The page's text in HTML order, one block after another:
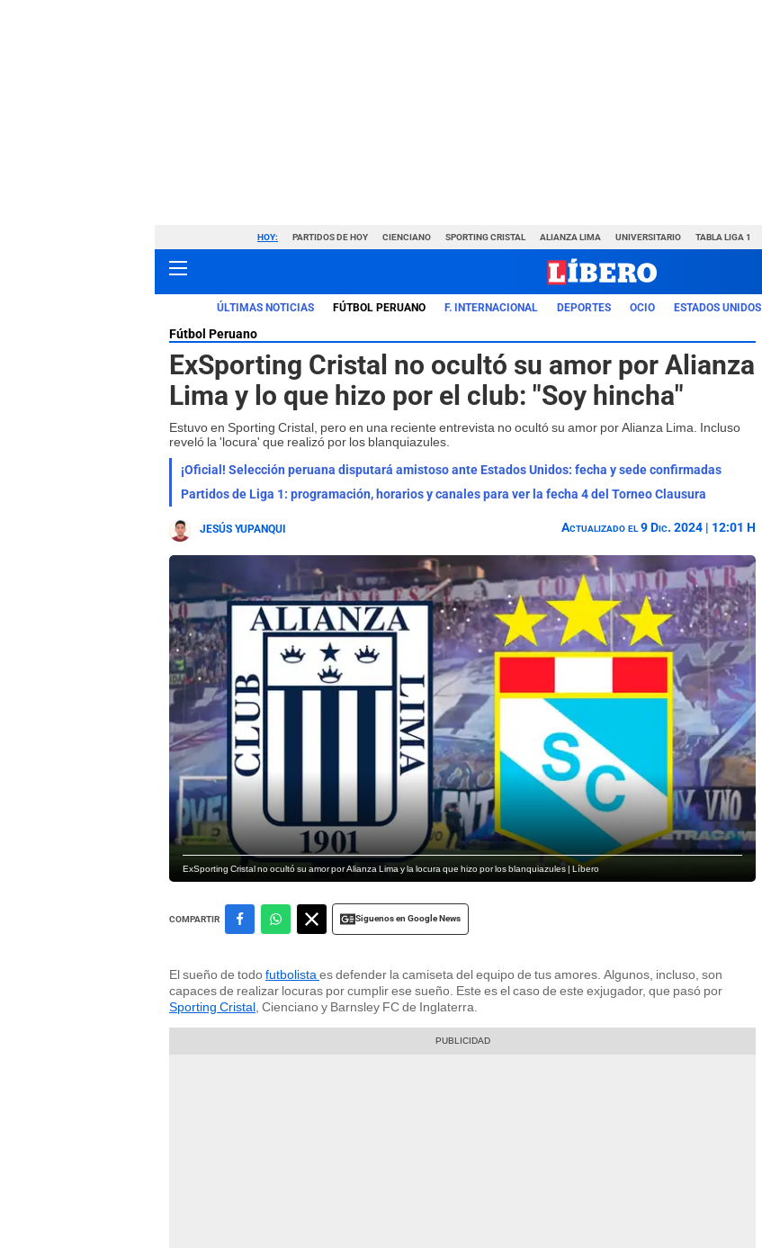
HOY: PARTIDOS DE HOY CIENCIANO SPORTING CRISTAL ALIANZA LIMA UNIVERSITARIO TABLA LIGA 1
ÚLTIMAS NOTICIAS FÚTBOL PERUANO F. INTERNACIONAL DEPORTES OCIO ESTADOS UNIDOS
Fútbol Peruano
ExSporting Cristal no ocultó su amor por Alianza
Lima y lo que hizo por el club: "Soy hincha"
Estuvo en Sporting Cristal, pero en una reciente entrevista no ocultó su amor por Alianza Lima. Incluso
reveló la 'locura' que realizó por los blanquiazules.
¡Oficial! Selección peruana disputará amistoso ante Estados Unidos: fecha y sede confirmadas
Partidos de Liga 1: programación, horarios y canales para ver la fecha 4 del Torneo Clausura
JESÚS YUPANQUI Actualizado el 9 Dic. 2024 | 12:01 H
ExSporting Cristal no ocultó su amor por Alianza Lima y la locura que hizo por los blanquiazules | Líbero
COMPARTIR Siguenos en Google News
El sueño de todofutbolista es defender la camiseta del equipo de tus amores. Algunos, incluso, son
capaces de realizar locuras por cumplir ese sueño. Este es el caso de este exjugador, que pasó por
Sporting Cristal , Cienciano y Barnsley FC de Inglaterra.